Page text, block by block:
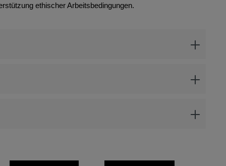
ethischer Arbeitsbedingungen.